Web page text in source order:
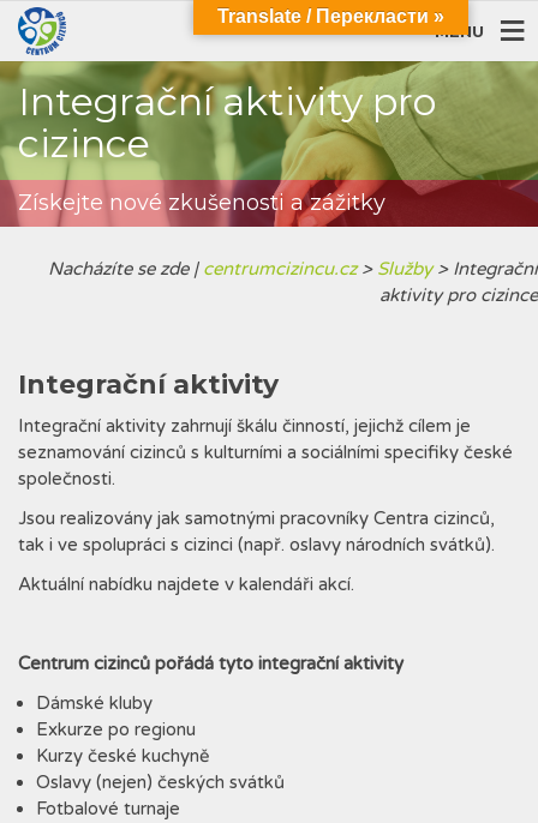
MENU
Integrační aktivity pro
cizince
Získejte nové zkušenosti a zážitky
Nacházíte se zde | centrumcizincu.cz> Služby> Integrační
aktivity pro cizince
Integrační aktivity
Integrační aktivity zahrnují škálu činností, jejichž cílem je
seznamování cizinců s kulturními a sociálními specifiky české
společnosti.
Jsou realizovány jak samotnými pracovníky Centra cizinců,
tak i ve spolupráci s cizinci (např. oslavy národních svátků).
Aktuální nabídku najdete v kalendáři akcí.
Centrum cizinců pořádá tyto integrační aktivity
Dámské kluby
Exkurze po regionu
Kurzy české kuchyně
Oslavy (nejen) českých svátků
Fotbalové turnaje
Translate / Перекласти »